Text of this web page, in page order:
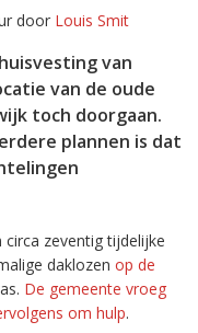
door Louis Smit
van
van de oude
toch doorgaan.
plannen is dat
zeventig tijdelijke
daklozen op de
De gemeente vroeg
om hulp.